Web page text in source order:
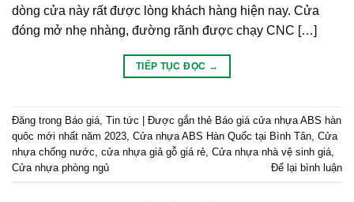
dòng cửa này rất được lòng khách hàng hiện nay. Cửa
đóng mở nhẹ nhàng, đường rãnh được chạy CNC […]
TIẾP TỤC ĐỌC →
Đăng trong Báo giá Tin tức | Được gắn thẻ Báo giá cửa nhựa ABS hàn
quôc mới nhất năm 2023 Cửa nhựa ABS Hàn Quốc tại Bình Tân Cửa
nhựa chống nước cửa nhựa giả gỗ giá rẻ Cửa nhựa nhà vệ sinh giá
Cửa nhựa phòng ngủ
Để lại bình luận